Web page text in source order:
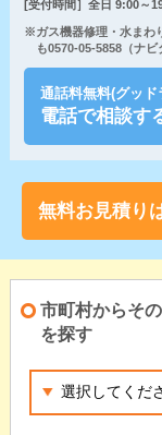
[受付時間］全日 9:00～
※ガス機器修理・水まわ
も0570-05-5858（ナビ
通話料無料(グッド
電話で相談す
無料お見積り
市町村からそ
を探す